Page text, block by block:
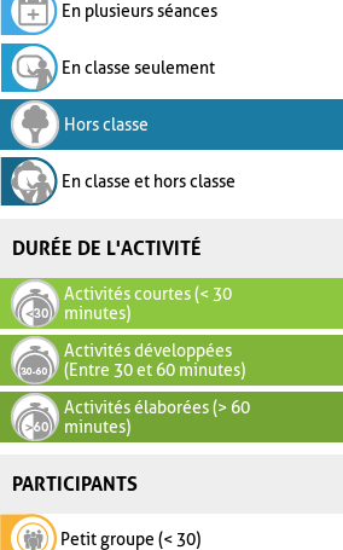
En plusieurs séances
En classe seulement
Hors classe
En classe et hors classe
DURÉE DE L'ACTIVITÉ
Activités courtes (< 30
minutes)
Activités développées
(Entre 30 et 60 minutes)
Activités élaborées (> 60
minutes)
PARTICIPANTS
Petit groupe (< 30)